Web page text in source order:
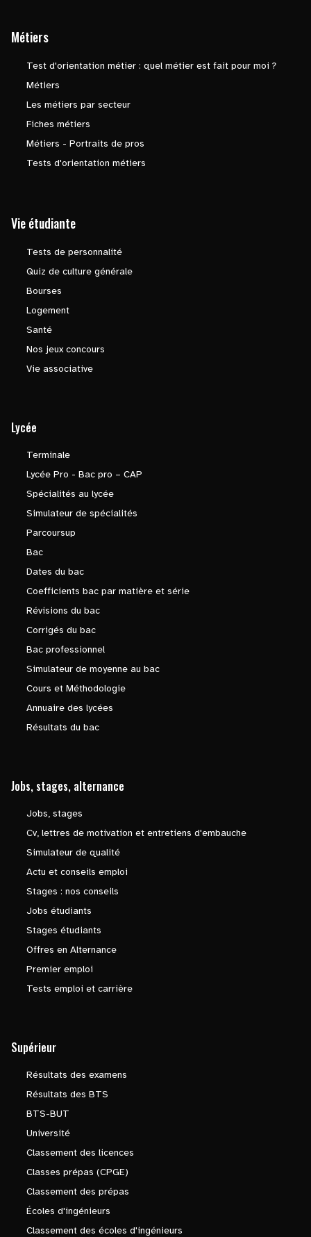
Métiers
Test d'orientation métier : quel métier est fait pour moi ?
Métiers
Les métiers par secteur
Fiches métiers
Métiers - Portraits de pros
Tests d'orientation métiers
Vie étudiante
Tests de personnalité
Quiz de culture générale
Bourses
Logement
Santé
Nos jeux concours
Vie associative
Lycée
Terminale
Lycée Pro - Bac pro – CAP
Spécialités au lycée
Simulateur de spécialités
Parcoursup
Bac
Dates du bac
Coefficients bac par matière et série
Révisions du bac
Corrigés du bac
Bac professionnel
Simulateur de moyenne au bac
Cours et Méthodologie
Annuaire des lycées
Résultats du bac
Jobs, stages, alternance
Jobs, stages
Cv, lettres de motivation et entretiens d'embauche
Simulateur de qualité
Actu et conseils emploi
Stages : nos conseils
Jobs étudiants
Stages étudiants
Offres en Alternance
Premier emploi
Tests emploi et carrière
Supérieur
Résultats des examens
Résultats des BTS
BTS-BUT
Université
Classement des licences
Classes prépas (CPGE)
Classement des prépas
Écoles d'ingénieurs
Classement des écoles d'ingénieurs